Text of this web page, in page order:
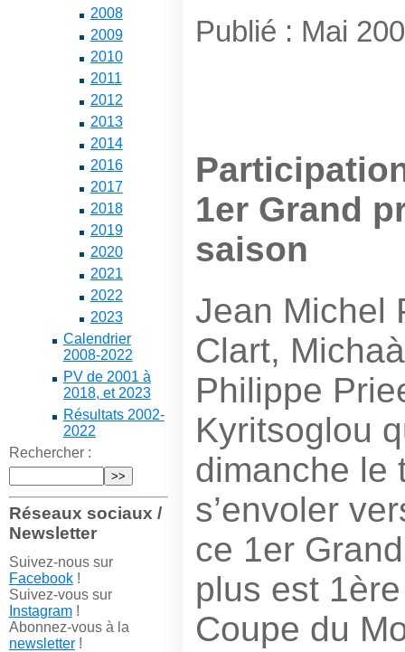
2008
2009
2010
2011
2012
2013
2014
2016
2017
2018
2019
2020
2021
2022
2023
Calendrier
2008-2022
PV de 2001 à
2018, et 2023
Résultats 2002-
2022
Rechercher :
Réseaux sociaux /
Newsletter
Suivez-nous sur
Facebook!
Suivez-vous sur
Instagram!
Abonnez-vous à la
newsletter!
Publié : Mai
1er Grand
saison
Jean Michel
Clart,
Philippe
Kyritsoglou
dimanche le
s’envoler
ce 1er
plus est
Coupe du